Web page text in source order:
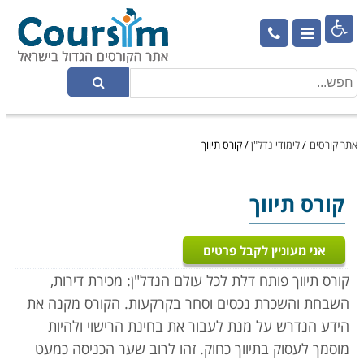

אתר קורסים /לימודי נדל"ן/קורס תיווך
קורס תיווך
אני מעוניין לקבל פרטים
קורס תיווך פותח דלת לכל עולם הנדל"ן: מכירת דירות,
השבחת והשכרת נכסים וסחר בקרקעות. הקורס מקנה את
הידע הנדרש על מנת לעבור את בחינת הרישוי ולהיות
מוסמך לעסוק בתיווך כחוק. זהו לרוב שער הכניסה כמעט